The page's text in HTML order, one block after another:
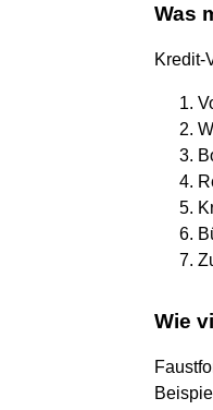
Was
Kredit-
Wie